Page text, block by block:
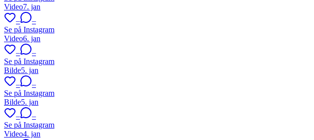
Video7. jan
–
–
Se på Instagram
Video6. jan
–
–
Se på Instagram
Bilde5. jan
–
–
Se på Instagram
Bilde5. jan
–
–
Se på Instagram
Video4. jan